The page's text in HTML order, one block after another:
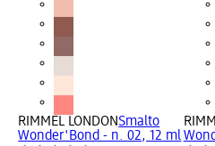
RIMMEL LONDONSmalto
Wonder'Bond - n. 02, 12 ml